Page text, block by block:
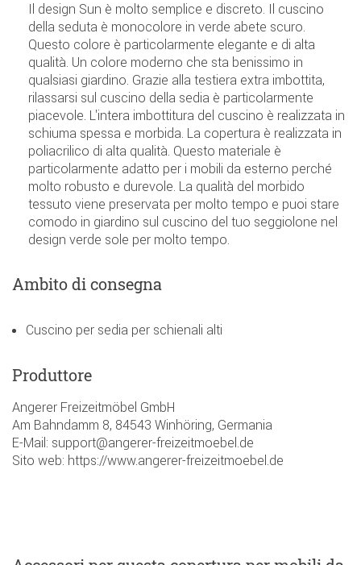
Il design Sun è molto semplice e discreto. Il cuscino
della seduta è monocolore in verde abete scuro.
Questo colore è particolarmente elegante e di alta
qualità. Un colore moderno che sta benissimo in
qualsiasi giardino. Grazie alla testiera extra imbottita,
rilassarsi sul cuscino della sedia è particolarmente
piacevole. L'intera imbottitura del cuscino è realizzata in
schiuma spessa e morbida. La copertura è realizzata in
poliacrilico di alta qualità. Questo materiale è
particolarmente adatto per i mobili da esterno perché
molto robusto e durevole. La qualità del morbido
tessuto viene preservata per molto tempo e puoi stare
comodo in giardino sul cuscino del tuo seggiolone nel
design verde sole per molto tempo.
Ambito di consegna
Cuscino per sedia per schienali alti
Produttore
Angerer Freizeitmöbel GmbH
Am Bahndamm 8, 84543 Winhöring, Germania
E-Mail: support@angerer-freizeitmoebel.de
Sito web: https://www.angerer-freizeitmoebel.de